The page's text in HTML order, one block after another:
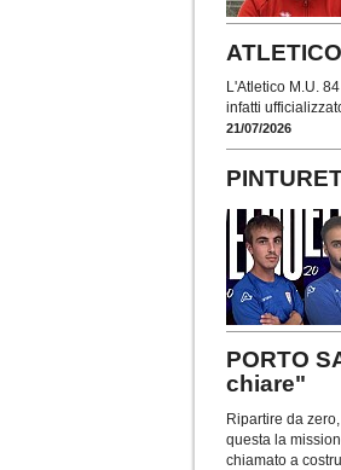
L'Atletico M.U.
infatti
21/07/2026
PORTO
chiare"
Ripartire da
questa la
chiamato a